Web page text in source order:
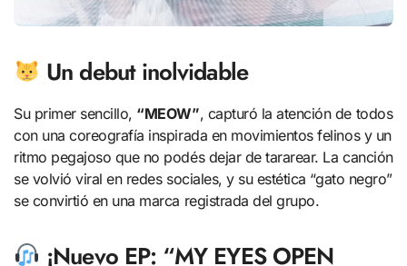
Un debut inolvidable
Su primer sencillo, “MEOW”, capturó la atención de todos
con una coreografía inspirada en movimientos felinos y un
ritmo pegajoso que no podés dejar de tararear. La canción
se volvió viral en redes sociales, y su estética “gato negro”
se convirtió en una marca registrada del grupo.
¡Nuevo EP: “MY EYES OPEN